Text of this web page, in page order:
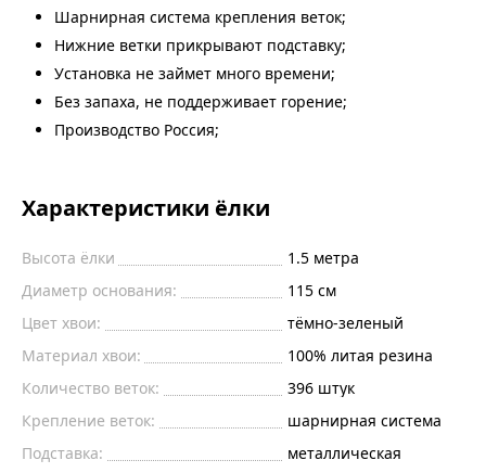
Шарнирная система крепления веток;
Нижние ветки прикрывают подставку;
Установка не займет много времени;
Без запаха, не поддерживает горение;
Производство Россия;
Характеристики ёлки
Высота ёлки 1.5 метра
Диаметр основания:
115 см
Цвет хвои:
тёмно-зеленый
Материал хвои:
100% литая резина
Количество веток:
396 штук
Крепление веток:
шарнирная система
Подставка:
металлическая